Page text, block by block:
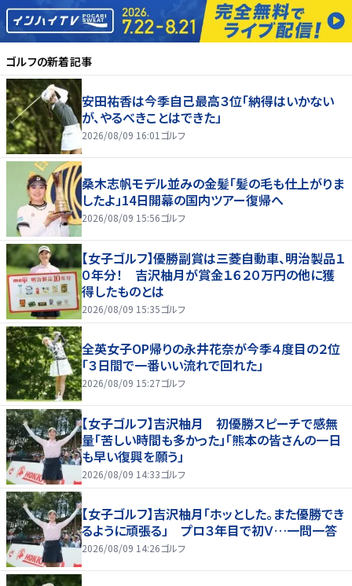
ゴルフの新着記事
安田祐香は今季自己最高３位「納得はいかない
が、やるべきことはできた」
2026/08/09 16:01 ゴルフ
桑木志帆モデル並みの金髪「髪の毛も仕上がりま
したよ」14日開幕の国内ツアー復帰へ
2026/08/09 15:56ゴルフ
【女子ゴルフ】優勝副賞は三菱自動車、明治製品１
０年分！ 吉沢柚月が賞金１６２０万円の他に獲
得したものとは
2026/08/09 15:35ゴルフ
全英女子OP帰りの永井花奈が今季４度目の２位
「３日間で一番いい流れで回れた」
2026/08/09 15:27ゴルフ
【女子ゴルフ】吉沢柚月 初優勝スピーチで感無
量「苦しい時間も多かった」「熊本の皆さんの一日
も早い復興を願う」
2026/08/09 14:33ゴルフ
【女子ゴルフ】吉沢柚月「ホッとした。また優勝でき
るように頑張る」 プロ３年目で初Ｖ…一問一答
2026/08/09 14:26ゴルフ